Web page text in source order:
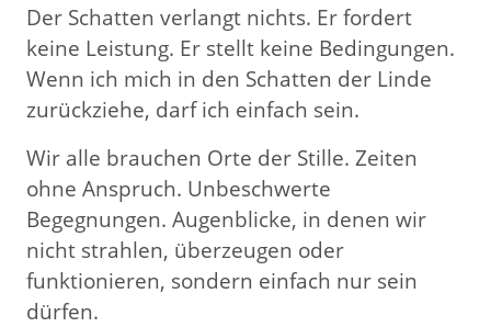
Der Schatten verlangt nichts. Er fordert
keine Leistung. Er stellt keine Bedingungen.
Wenn ich mich in den Schatten der Linde
zurückziehe, darf ich einfach sein.
Wir alle brauchen Orte der Stille. Zeiten
ohne Anspruch. Unbeschwerte
Begegnungen. Augenblicke, in denen wir
nicht strahlen, überzeugen oder
funktionieren, sondern einfach nur sein
dürfen.